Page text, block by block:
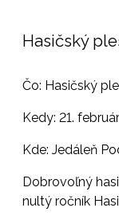
Hasičský
Čo: Hasičský
Kedy: 21.
Kde: Jedáleň
Dobrovoľný
nultý ročník